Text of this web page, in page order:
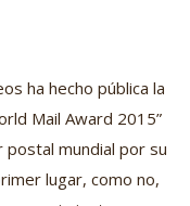
ha hecho pública la
Mail Award 2015”
postal mundial por su
lugar, como no,